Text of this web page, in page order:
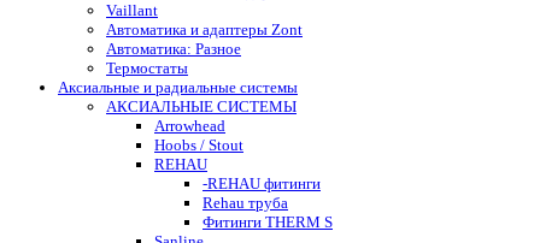
Vaillant
Автоматика и адаптеры Zont
Автоматика: Разное
Термостаты
Аксиальные и радиальные системы
АКСИАЛЬНЫЕ СИСТЕМЫ
Arrowhead
Hoobs / Stout
REHAU
-REHAU фитинги
Rehau труба
Фитинги THERM S